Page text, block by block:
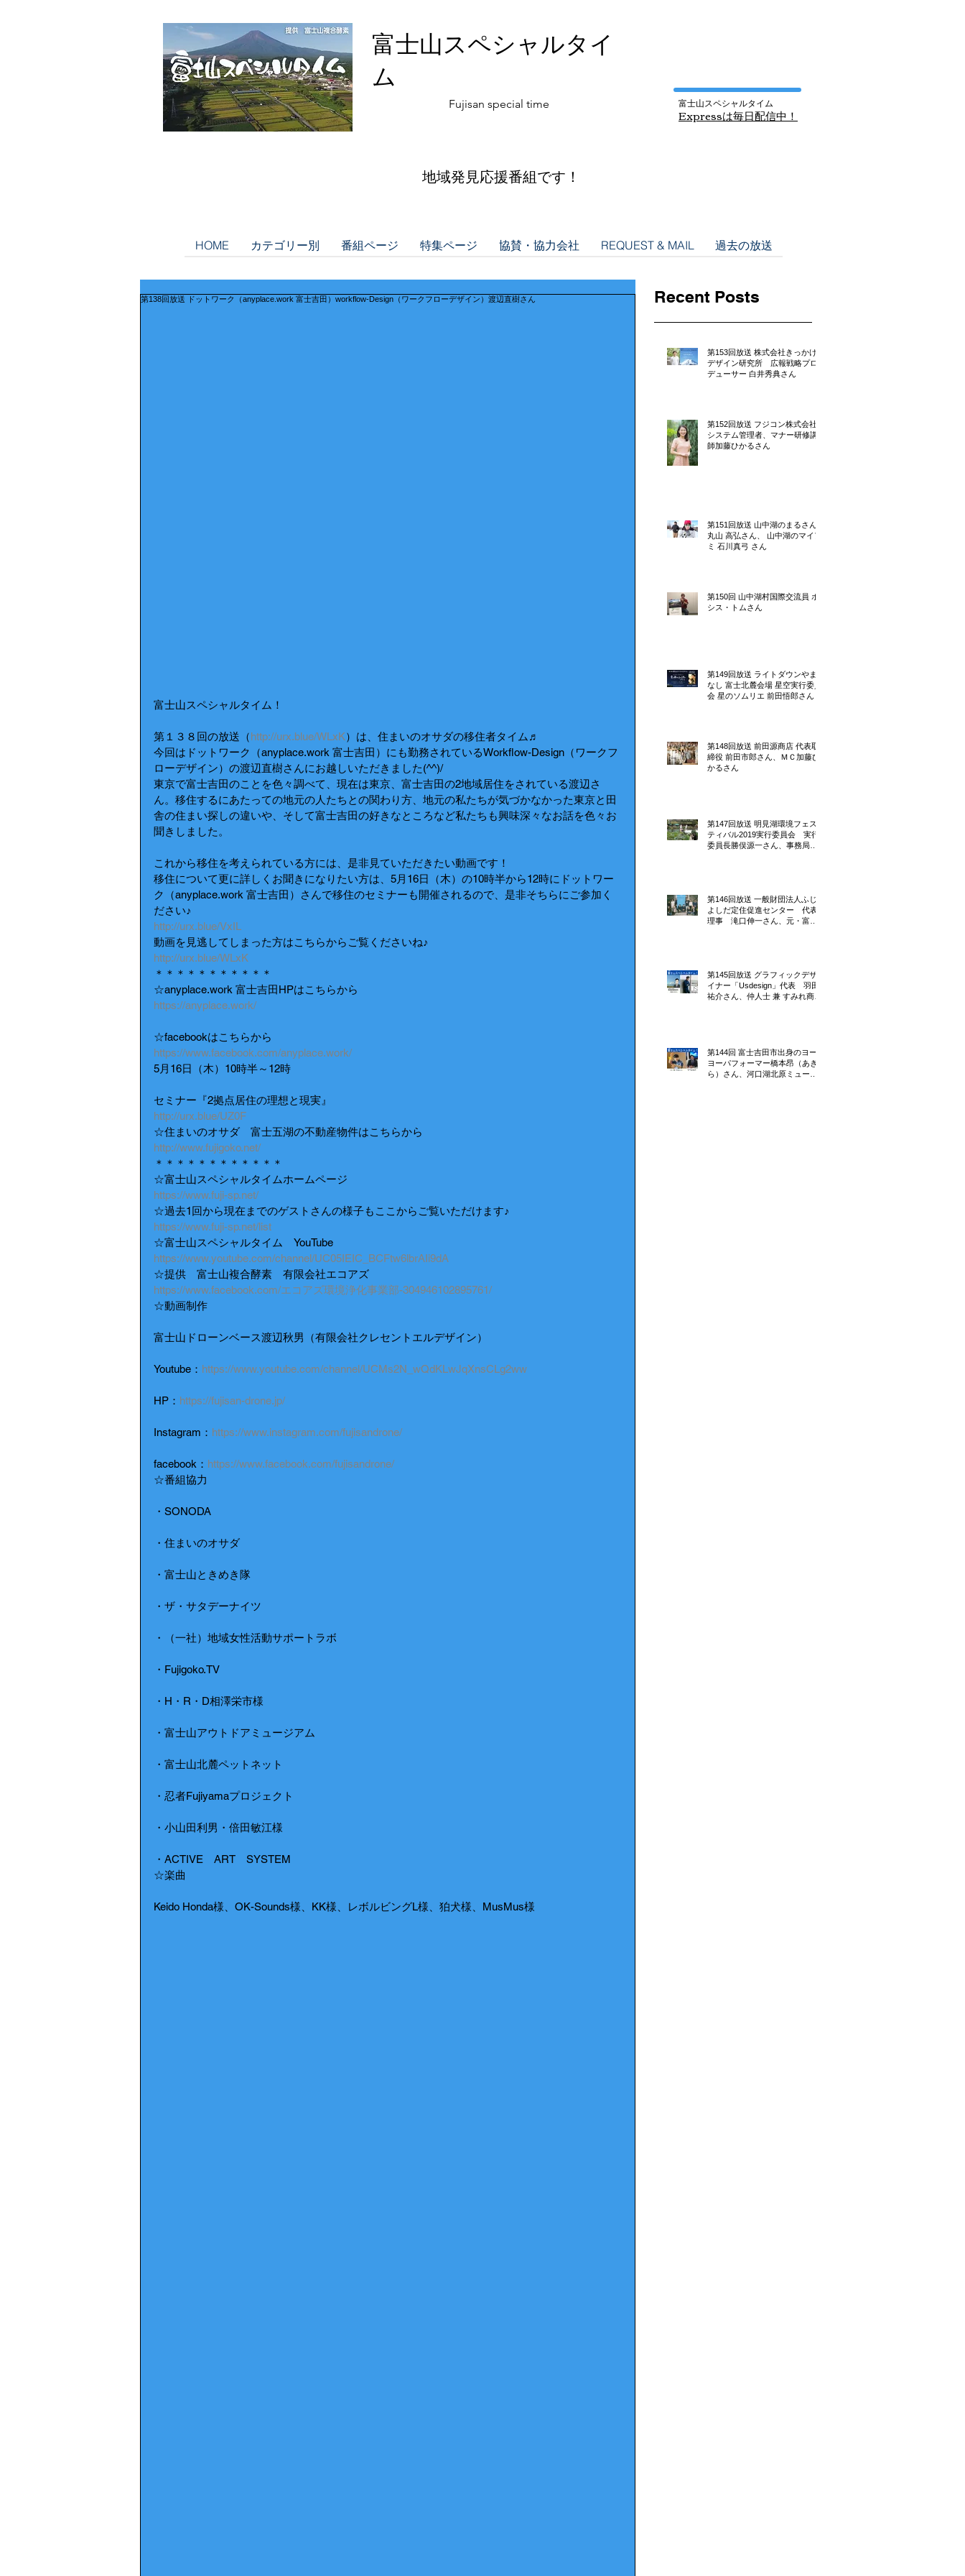
富士山スペシャルタイ
ム
​Fujisan special time 富士山スペシャルタイム
​Expressは毎日配信中！
​地域発見応援番組です！
HOME カテゴリー別 番組ページ 特集ページ 協賛・協力会社 REQUEST & MAIL 過去の放送
第138回放送 ドットワーク（anyplace.work 富士吉田）workflow-Design（ワークフローデザイン）渡辺直樹さん
富士山スペシャルタイム！
第１３８回の放送（http://urx.blue/WLxK）は、住まいのオサダの移住者タイム♬
今回はドットワーク（anyplace.work 富士吉田）にも勤務されているWorkflow-Design（ワークフ
ローデザイン）の渡辺直樹さんにお越しいただきました(^^)/
東京で富士吉田のことを色々調べて、現在は東京、富士吉田の2地域居住をされている渡辺さ
ん。移住するにあたっての地元の人たちとの関わり方、地元の私たちが気づかなかった東京と田
舎の住まい探しの違いや、そして富士吉田の好きなところなど私たちも興味深々なお話を色々お
聞きしました。
これから移住を考えられている方には、是非見ていただきたい動画です！
移住について更に詳しくお聞きになりたい方は、5月16日（木）の10時半から12時にドットワー
ク（anyplace.work 富士吉田）さんで移住のセミナーも開催されるので、是非そちらにご参加く
ださい♪
http://urx.blue/VxIL
動画を見逃してしまった方はこちらからご覧くださいね♪
http://urx.blue/WLxK
＊＊＊＊＊＊＊＊＊＊＊
☆anyplace.work 富士吉田HPはこちらから
https://anyplace.work/
☆facebookはこちらから
https://www.facebook.com/anyplace.work/
5月16日（木）10時半～12時
セミナー『2拠点居住の理想と現実』
http://urx.blue/UZ0F
☆住まいのオサダ　富士五湖の不動産物件はこちらから
http://www.fujigoko.net/
＊＊＊＊＊＊＊＊＊＊＊＊
☆富士山スペシャルタイムホームページ
https://www.fuji-sp.net/
☆過去1回から現在までのゲストさんの様子もここからご覧いただけます♪
https://www.fuji-sp.net/list
☆富士山スペシャルタイム　YouTube
https://www.youtube.com/channel/UC05IEIC_BCFtw6lbrAIi9dA
☆提供　富士山複合酵素　有限会社エコアズ
https://www.facebook.com/エコアズ環境浄化事業部-304946102895761/
☆動画制作
富士山ドローンベース渡辺秋男（有限会社クレセントエルデザイン）
Youtube： https://www.youtube.com/channel/UCMs2N_wQdKLwJqXnsCLg2ww
HP： https://fujisan-drone.jp/
Instagram： https://www.instagram.com/fujisandrone/
facebook： https://www.facebook.com/fujisandrone/
☆番組協力
・SONODA
・住まいのオサダ
・富士山ときめき隊
・ザ・サタデーナイツ
・（一社）地域女性活動サポートラボ
・Fujigoko.TV
・H・R・D相澤栄市様
・富士山アウトドアミュージアム
・富士山北麓ペットネット
・忍者Fujiyamaプロジェクト
・小山田利男・倍田敏江様
・ACTIVE　ART　SYSTEM
☆楽曲
Keido Honda様、OK-Sounds様、KK様、レボルビングL様、狛犬様、MusMus様
Recent Posts
第153回放送 株式会社きっかけ
デザイン研究所 広報戦略プロ
デューサー 白井秀典さん
第152回放送 フジコン株式会社
システム管理者、マナー研修講
師加藤ひかるさん
第151回放送 山中湖のまるさん
丸山 高弘さん、 山中湖のマイア
ミ 石川真弓 さん
第150回 山中湖村国際交流員 ボ
シス・トムさん
第149回放送 ライトダウンやま
なし 富士北麓会場 星空実行委員
会 星のソムリエ 前田悟郎さん
第148回放送 前田源商店 代表取
締役 前田市郎さん、ＭＣ加藤ひ
かるさん
第147回放送 明見湖環境フェス
ティバル2019実行委員会 実行
委員長勝俣源一さん、事務局土
第146回放送 一般財団法人ふじ
よしだ定住促進センター 代表
理事 滝口伸一さん、元・富士
第145回放送 グラフィックデザ
イナー「Usdesign」代表 羽田
祐介さん、仲人士 兼 すみれ商店
第144回 富士吉田市出身のヨー
ヨーパフォーマー橋本昂（あき
ら）さん、河口湖北原ミュージ